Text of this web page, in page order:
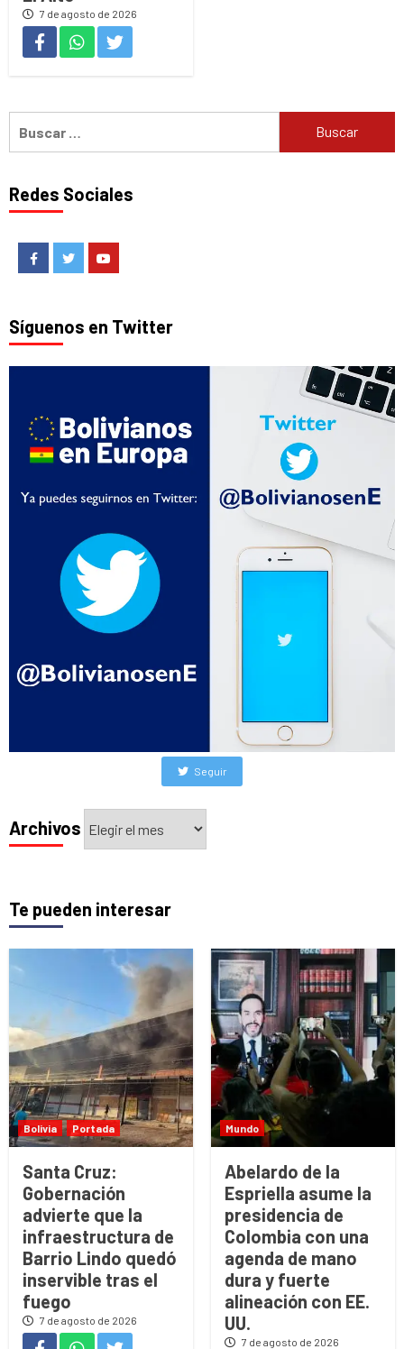
7 de agosto de 2026
Redes Sociales
FacebookTwitter
Síguenos en Twitter
Seguir
Archivos
Archivos
Te pueden interesar
Bolivia Portada
Santa Cruz:
Gobernación
advierte que la
infraestructura de
Barrio Lindo quedó
inservible tras el
fuego
7 de agosto de 2026
Mundo
Abelardo de la
Espriella asume la
presidencia de
Colombia con una
agenda de mano
dura y fuerte
alineación con EE.
UU.
7 de agosto de 2026